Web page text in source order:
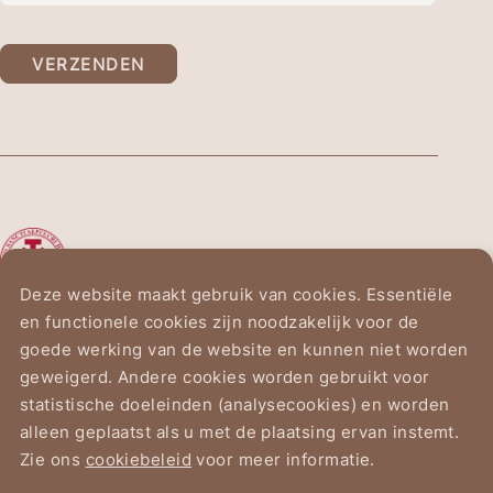
Ridderorde van het Heilig Graf van
Jeruzalem
Heilig Graf van Jeruzalem
Vogelzanglaan 2
1150 Brussel
VERZENDEN
Deze website maakt gebruik van cookies. Essentiële
en functionele cookies zijn noodzakelijk voor de
goede werking van de website en kunnen niet worden
geweigerd. Andere cookies worden gebruikt voor
statistische doeleinden (analysecookies) en worden
alleen geplaatst als u met de plaatsing ervan instemt.
Zie ons cookiebeleid voor meer informatie.